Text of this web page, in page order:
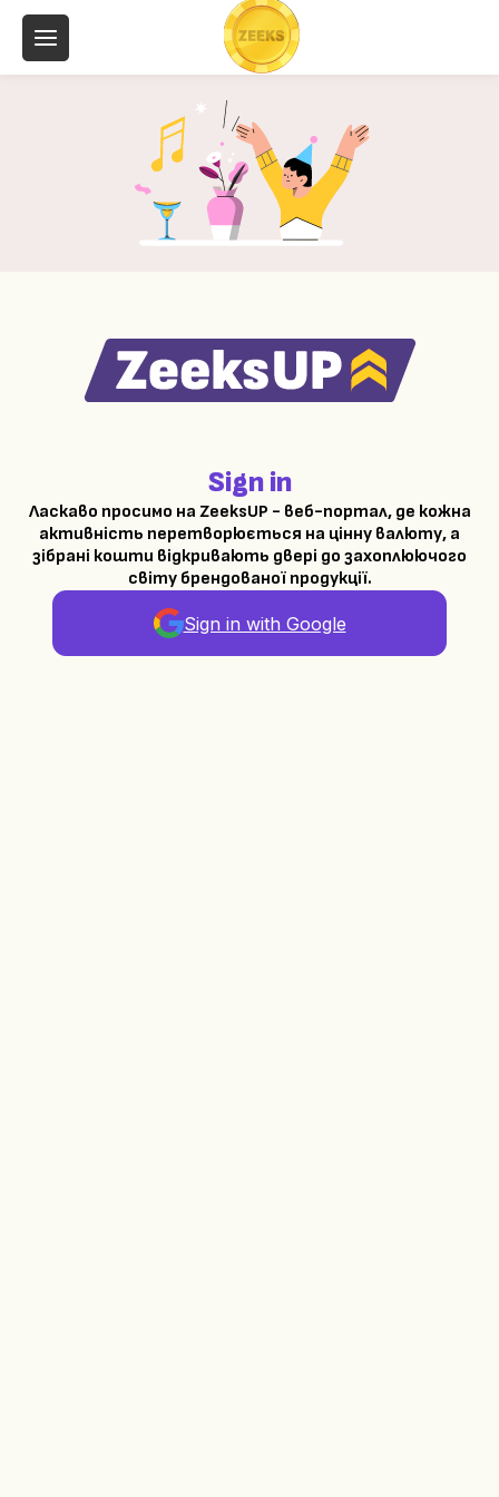
Sign in
Ласкаво просимо на ZeeksUP - веб-портал, де кожна
активність перетворюється на цінну валюту, а
зібрані кошти відкривають двері до захоплюючого
світу брендованої продукції.
Sign in with Google